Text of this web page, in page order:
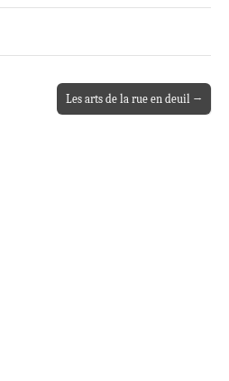
Les arts de la rue en deuil →